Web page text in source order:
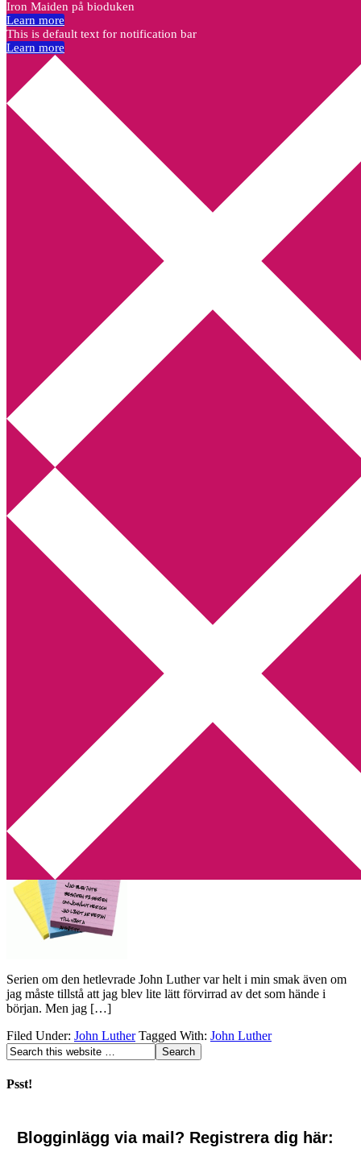
Annikas litteratur- och kulturblogg
Deckare, kriminalromaner, thrillers
Hem
Boktolva
Författarfemman
Kontakt
Webbshop Amazon
Utskriftscentralen
Min tv-blogg
You are here:Home Archives for John Luther
John Luther
2010-07-02 Annika
Serien om den hetlevrade John Luther var helt i min smak även om
jag måste tillstå att jag blev lite lätt förvirrad av det som hände i
början. Men jag […]
Filed Under: John Luther Tagged With: John Luther
Psst!
Blogginlägg via mail? Registrera dig här:
Iron Maiden på bioduken
Learn more
This is default text for notification bar
Learn more